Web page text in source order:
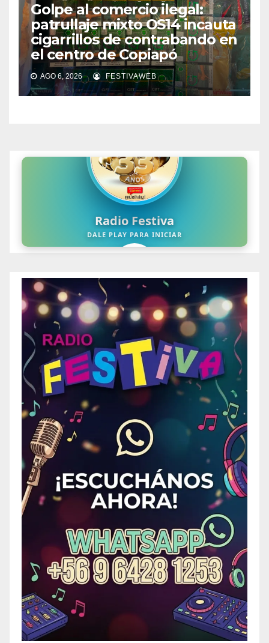
Golpe al comercio ilegal:
patrullaje mixto OS14 incauta
cigarrillos de contrabando en
el centro de Copiapó
AGO 6, 2026 FESTIVAWEB